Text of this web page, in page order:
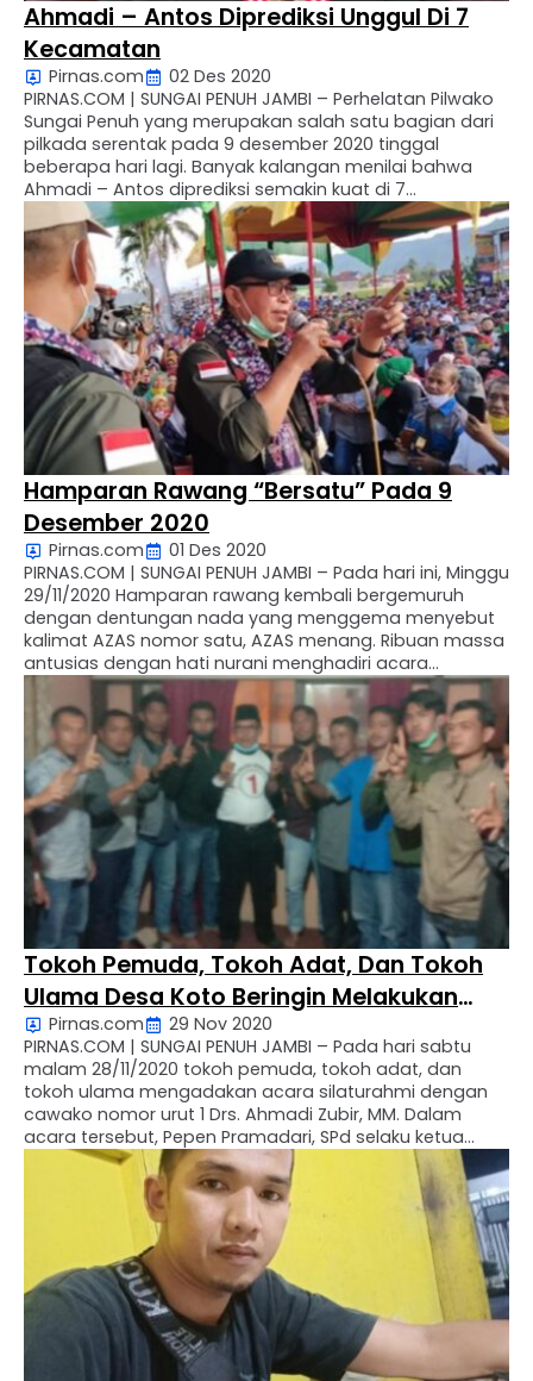
Ahmadi – Antos Diprediksi Unggul Di 7
Kecamatan
Pirnas.com
02 Des 2020
PIRNAS.COM | SUNGAI PENUH JAMBI – Perhelatan Pilwako
Sungai Penuh yang merupakan salah satu bagian dari
pilkada serentak pada 9 desember 2020 tinggal
beberapa hari lagi. Banyak kalangan menilai bahwa
Ahmadi – Antos diprediksi semakin kuat di 7
kecamatan. Hal ini disampaikan oleh salah seorang
tokoh masyarakat Hamparan Rawang, H. Basrial Syah
kepada awak media. …
Hamparan Rawang “Bersatu” Pada 9
Desember 2020
Pirnas.com
01 Des 2020
PIRNAS.COM | SUNGAI PENUH JAMBI – Pada hari ini, Minggu
29/11/2020 Hamparan rawang kembali bergemuruh
dengan dentungan nada yang menggema menyebut
kalimat AZAS nomor satu, AZAS menang. Ribuan massa
antusias dengan hati nurani menghadiri acara
blusukan atau kampanye terakhir Ahmadi – Antos
nomor urut 1 dikecamatan hamparan rawang. Dalam
orasi politiknya, H. Basrial Syah selaku …
Tokoh Pemuda, Tokoh Adat, Dan Tokoh
Ulama Desa Koto Beringin Melakukan
Acara Silaturahmi Dengan Cawako
Nomor Urut 1 Drs. Ahmadi Zubir, MM.,
Pirnas.com
29 Nov 2020
PIRNAS.COM | SUNGAI PENUH JAMBI – Pada hari sabtu
malam 28/11/2020 tokoh pemuda, tokoh adat, dan
tokoh ulama mengadakan acara silaturahmi dengan
cawako nomor urut 1 Drs. Ahmadi Zubir, MM. Dalam
acara tersebut, Pepen Pramadari, SPd selaku ketua
pemuda Desa Koto Beringin menegaskan, “kami atas
nama pemuda Desa Koto Beringin siap mendukung
dan memenangkan pasangan …